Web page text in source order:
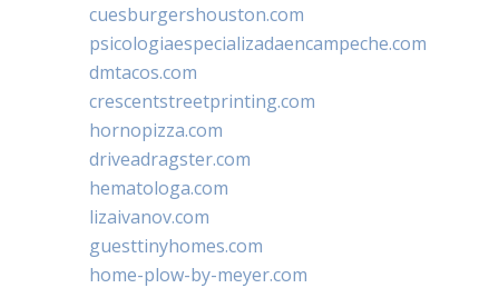
cuesburgershouston.com
psicologiaespecializadaencampeche.com
dmtacos.com
crescentstreetprinting.com
hornopizza.com
driveadragster.com
hematologa.com
lizaivanov.com
guesttinyhomes.com
home-plow-by-meyer.com